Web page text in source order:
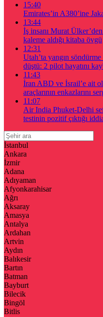
15:40
Emirates’in A380’ine
13:44
İş insanı Murat
kaleme aldığı kitaba övgü
12:31
Utah’ta yangın
düştü: 2 pilot hayatını
11:43
İran ABD ve İsrail’e ait
araçlarının enkazlarını
11:07
Air India Phuket-Delhi
testinin pozitif çıktığı
İstanbul
Ankara
İzmir
Adana
Adıyaman
Afyonkarahisar
Ağrı
Aksaray
Amasya
Antalya
Ardahan
Artvin
Aydın
Balıkesir
Bartın
Batman
Bayburt
Bilecik
Bingöl
Bitlis